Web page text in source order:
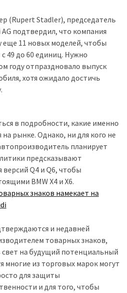
(Rupert Stadler), председатель
подтвердил, что компания
еще 11 новых моделей, чтобы
49 до 60 единиц. Нужно
году отпраздновало выпуск
хотя ожидало достичь
в подробности, какие именно
на рынке. Однако, ни для кого не
планирует
предсказывают
Q4 и Q6, чтобы
BMW X4 и X6.
и недавней
товарных знаков,
на будущий потенциальный
многие из торговых марок могут
для защиты
и для того, чтобы